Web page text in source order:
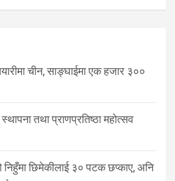
चीन, साङ्घाईमा एक हजार ३००
तथा प्राणप्रतिष्ठा महोत्सव
छिमेकीलाई ३० पटक छप्काए, अनि